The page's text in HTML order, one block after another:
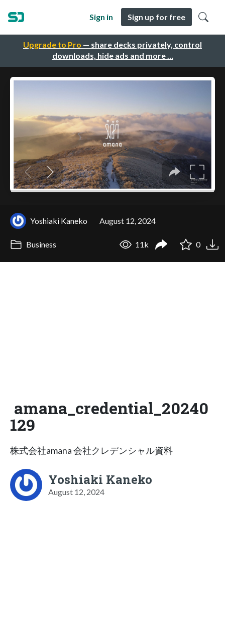
Upgrade to Pro — share decks privately, control
downloads, hide ads and more …
Sign in Sign up for free
Yoshiaki Kaneko August 12, 2024
Business 11k 0
amana_credential_20240
129
株式会社amana 会社クレデンシャル資料
Yoshiaki Kaneko
August 12, 2024